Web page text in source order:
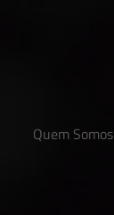
Quem Somos